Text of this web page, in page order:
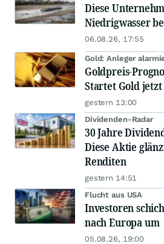
Diese
Niedrigwasser
06.08.26, 17:55
Gold: Anleger
Goldpreis-
Startet Gold
gestern 13:00
Dividenden-Radar
30 Jahre
Diese Aktie
Renditen
gestern 14:51
Flucht aus USA
Investoren
nach Europa um
05.08.26, 19:00